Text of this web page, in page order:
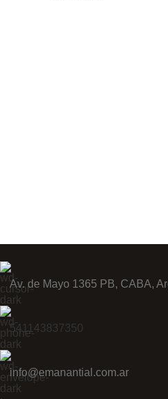
Av. de Mayo 1365 PB, CABA,
541143837350
info@emanantial.com.ar